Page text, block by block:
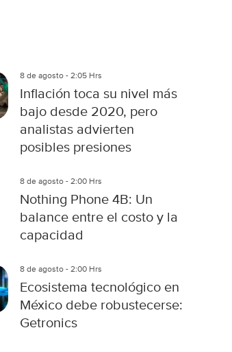
8 de agosto - 2:05 Hrs
Inflación toca su nivel más
bajo desde 2020, pero
analistas advierten
posibles presiones
8 de agosto - 2:00 Hrs
Nothing Phone 4B: Un
balance entre el costo y la
capacidad
8 de agosto - 2:00 Hrs
Ecosistema tecnológico en
México debe robustecerse:
Getronics